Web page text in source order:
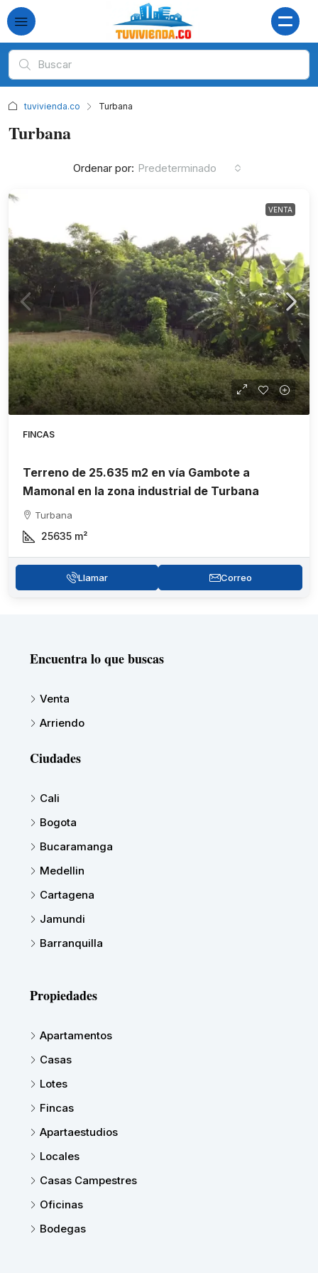
tuvivienda.co Turbana
Turbana
Ordenar por: Predeterminado
VENTA
FINCAS
Terreno de 25.635 m2 en vía Gambote a
Mamonal en la zona industrial de Turbana
Turbana
25635 m²
Llamar Correo
Encuentra lo que buscas
Venta
Arriendo
Ciudades
Cali
Bogota
Bucaramanga
Medellin
Cartagena
Jamundi
Barranquilla
Propiedades
Apartamentos
Casas
Lotes
Fincas
Apartaestudios
Locales
Casas Campestres
Oficinas
Bodegas